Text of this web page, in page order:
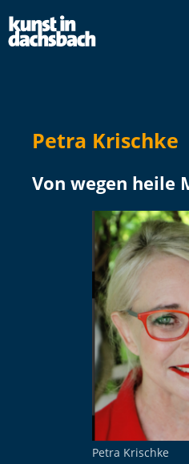
Petra Krischke
Von wegen heile
Petra Krischke